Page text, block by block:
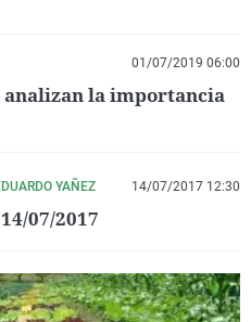
01/07/2019 06:00
analizan la importancia
YAÑEZ 14/07/2017 12:30
07/2017